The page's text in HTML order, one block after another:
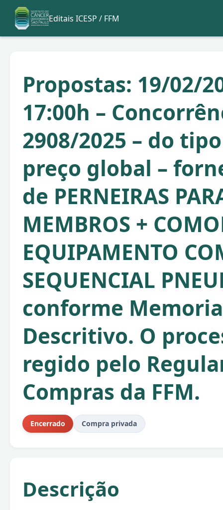
Editais ICESP / FFM
Propostas: 19/02/
17:00h –
2908/2025 – do
preço global –
de PERNEIRAS
MEMBROS +
EQUIPAMENTO
SEQUENCIAL
conforme
Descritivo. O
regido pelo
Compras da FFM.
Encerrado Compra privada
Descrição